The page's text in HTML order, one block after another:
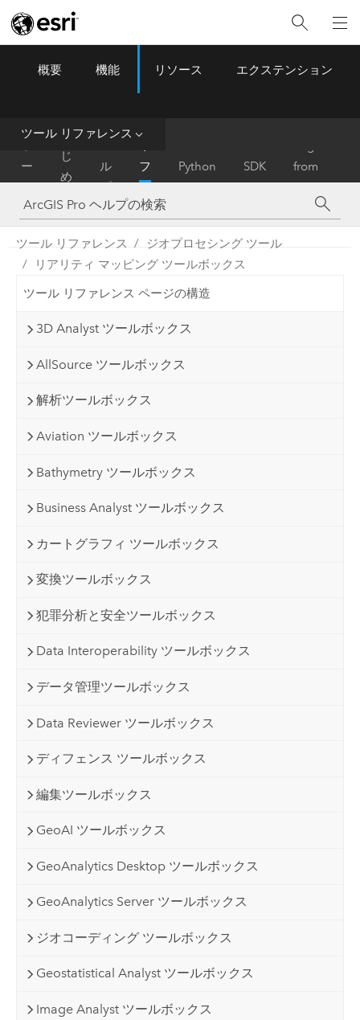
ArcGIS Pro Menu
概要 機能 リソース エクステンション
ツール リファレンス
ー
ム
は
じ
め
に
ル
プ
フ
ァ
レ
ン
ス
Python SDK
from
ArcMap
ツール リファレンス
ジオプロセシング ツール
リアリティ マッピング ツールボックス
ツール リファレンス ページの構造
3D Analyst ツールボックス
AllSource ツールボックス
解析ツールボックス
Aviation ツールボックス
Bathymetry ツールボックス
Business Analyst ツールボックス
カートグラフィ ツールボックス
変換ツールボックス
犯罪分析と安全ツールボックス
Data Interoperability ツールボックス
データ管理ツールボックス
Data Reviewer ツールボックス
ディフェンス ツールボックス
編集ツールボックス
GeoAI ツールボックス
GeoAnalytics Desktop ツールボックス
GeoAnalytics Server ツールボックス
ジオコーディング ツールボックス
Geostatistical Analyst ツールボックス
Image Analyst ツールボックス